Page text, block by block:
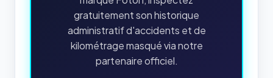
gratuitement son historique
administratif d'accidents et de
kilométrage masqué via notre
partenaire officiel.